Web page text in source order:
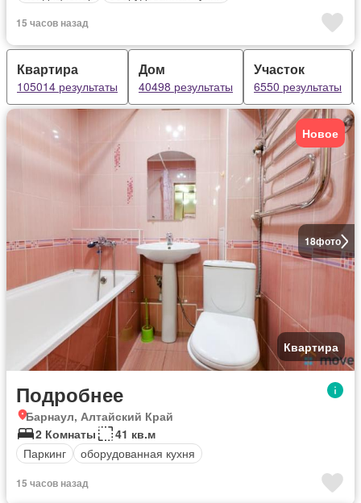
15 часов назад
Квартира
105014 результаты
Дом
40498 результаты
Участок
6550 результаты
18фото
Новое
Квартира
Подробнее
Барнаул, Алтайский Край
2 Комнаты
41 кв.м
Паркинг
оборудованная кухня
15 часов назад